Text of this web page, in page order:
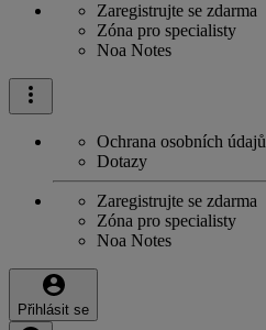
Zaregistrujte se zdarma
Zóna pro specialisty
Noa Notes
Ochrana osobních údajů
Dotazy
Zaregistrujte se zdarma
Zóna pro specialisty
Noa Notes
Přihlásit se